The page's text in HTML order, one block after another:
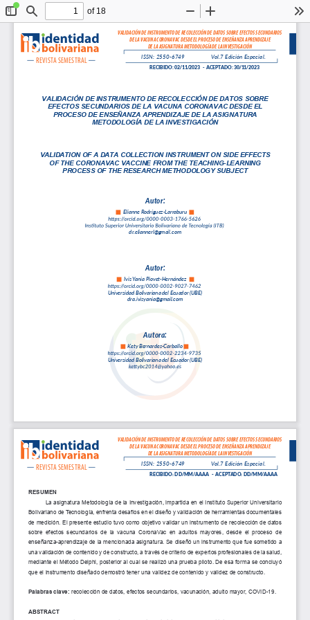
ToggleFind
of 18
Zoom
Out
In
REVISTA SEMESTRAL ISSN: 2550-6 749 Vol.7 Edición Especial.
RECIBIDO: 02/11/2023   - ACEPTADO: 30/11/2023
VALIDACIÓN DE INSTRUMENTO DE RECOLECCIÓN DE DATOS SOBRE EFECTOS SECUNDARIOS
DE LA VACUNA CORONAVAC DESDE EL PROCESO DE ENSEÑANZA APRENDIZAJE
DE LA ASIGNATURA METODOLOGÍA DE LA INVESTIGACIÓN
Autor:
Elianne Rodríguez-Larraburu
dr.eliannerl@gmail. com
Autor:
Ivis Yania Piovet-Hernández
Universidad Bolivariana del Ecuador (UBE)
dra.ivisyania@gmail.com
Autora:
Kety Bernardes-Carballo
Universidad Bolivariana del Ecuador (UBE)
VALIDACIÓN DE INSTRUMENTO DE RECOLECCIÓN DE DATOS SOBRE
EFECTOS SECUNDARIOS DE LA VACUNA CORONAVAC DESDE EL
PROCESO DE ENSEÑANZA APRENDIZAJE DE LA ASIGNATURA
METODOLOGÍA DE LA INVESTIGACIÓN
VALIDATION OF A DATA COLLECTI ON INSTRUMENT ON SIDE EFFECTS
OF THE CORONAVAC VACCINE FROM THE TEACHING-LEARNING
PROCESS OF THE RESEARCH METHODOLOGY SUBJECT
REVISTA SEMESTRAL ISSN: 2550-6749 Vol.7 Edición Especial.
RECIBIDO: DD/MM/AAAA   -  ACEPTADO: DD/MM/AAAA
VALIDACIÓN DE INSTRUMENTO DE RECOLECCIÓN DE DATOS SOBRE EFECTOS SECUNDARIOS
DE LA VACUNA CORONAVAC DESDE EL PROCESO DE ENSEÑANZA APRENDIZAJE
DE LA ASIGNATURA METODOLOGÍA DE LA INVESTIGACIÓN
RESUMEN
La asignatura Metodología de la Investigación, impartida en el Instituto Superior Universitario
Bolivariano de Tecnología, enfrenta desafíos en el diseño y validación de herramientas documentales
de medición. El presente estudio tuvo como objetivo validar un instrumento de recolección de datos
sobre  efectos  secundarios  de  la  vacuna  CoronaVac  en  adultos  mayores,  desde  el  proceso  de
enseñanza-aprendizaje de la mencionada asignatura. Se diseñó un instrumento que fue sometido a
una validación de contenido y de constructo, a través de criterio de expertos profesionales de la salud,
mediante el Método Delphi, posterior al cual se realizó una prueba piloto. De esa forma se concluyó
que el instrumento diseñado demostró tener una validez de contenido y validez de constructo.
Palabras clave: recolección de datos, efectos secundarios, vacunación, adulto mayor, COVID-19.
ABSTRACT